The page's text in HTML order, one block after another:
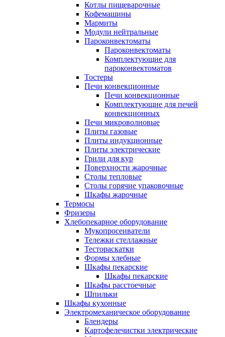
Котлы пищеварочные
Кофемашины
Мармиты
Модули нейтральные
Пароконвектоматы
Пароконвектоматы
Комплектующие для
пароконвектоматов
Тостеры
Печи конвекционные
Печи конвекционные
Комплектующие для печей
конвекционных
Печи микроволновые
Плиты газовые
Плиты индукционные
Плиты электрические
Грили для кур
Поверхности жарочные
Столы тепловые
Столы горячие упаковочные
Шкафы жарочные
Термосы
Фризеры
Хлебопекарное оборудование
Мукопросеиватели
Тележки стеллажные
Тестораскатки
Формы хлебные
Шкафы пекарские
Шкафы пекарские
Шкафы расстоечные
Шпильки
Шкафы кухонные
Электромеханическое оборудование
Блендеры
Картофелечистки электрические